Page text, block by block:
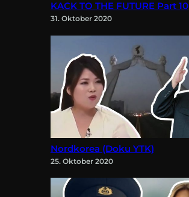
KACK TO THE FUTURE Part 10
31. Oktober 2020
Nordkorea (Doku YTK)
25. Oktober 2020